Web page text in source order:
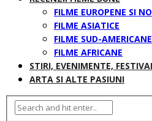
FILME EUROPENE SI
FILME ASIATICE
FILME SUD-AMERICANE
FILME AFRICANE
STIRI, EVENIMENTE,
ARTA SI ALTE PASIUNI